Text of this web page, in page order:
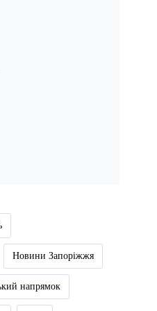
Новини Запоріжжя
напрямок